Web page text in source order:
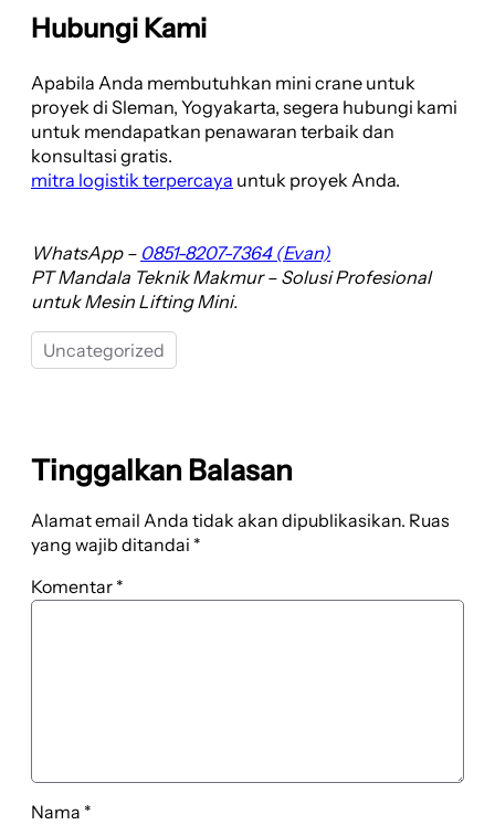
Hubungi Kami
Apabila Anda membutuhkan mini crane untuk
proyek di Sleman, Yogyakarta, segera hubungi kami
untuk mendapatkan penawaran terbaik dan
konsultasi gratis.
mitra logistik terpercaya untuk proyek Anda.
WhatsApp – 0851-8207-7364 (Evan)
PT Mandala Teknik Makmur – Solusi Profesional
untuk Mesin Lifting Mini.
Uncategorized
Tinggalkan Balasan
Alamat email Anda tidak akan dipublikasikan. Ruas
yang wajib ditandai *
Komentar *
Nama *